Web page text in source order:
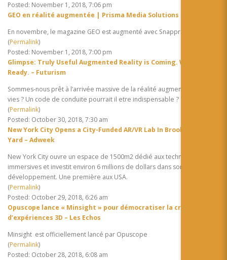
Posted: November 1, 2018, 7:06 pm
GEO en réalité augmentée | Prisma Media Solutions
En novembre, le magazine GEO est augmenté avec Snappress
(Permalink)
Posted: November 1, 2018, 7:00 pm
Glimpse: Truly Useful Augmented Reality is Coming. We’re Not
Ready. – Futurism
Sommes-nous prêt à l’arrivée massive de la réalité augmenté dans nos
vies ? Un code de conduite pourrait il etre indispensable ?
(Permalink)
Posted: October 30, 2018, 7:30 am
New York City Opens a City-Funded AR/VR Lab In Brooklyn’s Navy
Yard – Adweek
New York City ouvre un espace de 1500m2 dédié aux technologies
immersives et investit environ 6 millions de dollars dans son
développement. Une première aux USA.
(Permalink)
Posted: October 29, 2018, 6:26 am
Opuscope lance « Minsight » pour démocratiser la création
d’expériences 3D – Les Echos
Minsight est officiellement lancé par Opuscope
(Permalink)
Posted: October 28, 2018, 6:08 am